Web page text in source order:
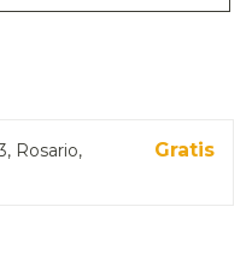
Rosario,
Gratis